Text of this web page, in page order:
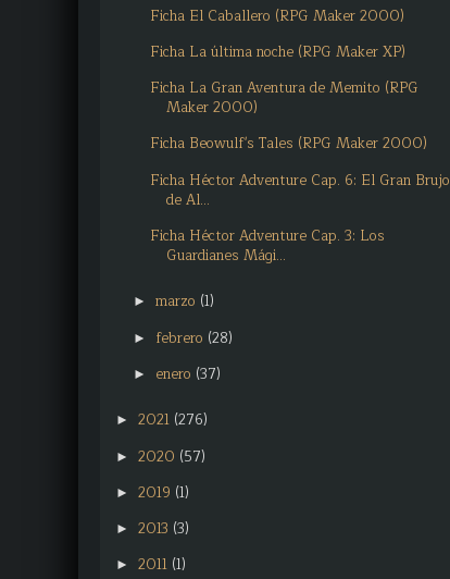
Ficha El Caballero (RPG Maker 2000)
Ficha La última noche (RPG Maker XP)
Ficha La Gran Aventura de Memito (RPG
Maker 2000)
Ficha Beowulf's Tales (RPG Maker 2000)
Ficha Héctor Adventure Cap. 6: El Gran Brujo
de Al...
Ficha Héctor Adventure Cap. 3: Los
Guardianes Mági...
► marzo (1)
► febrero (28)
► enero (37)
► 2021 (276)
► 2020 (57)
► 2019 (1)
► 2013 (3)
► 2011 (1)